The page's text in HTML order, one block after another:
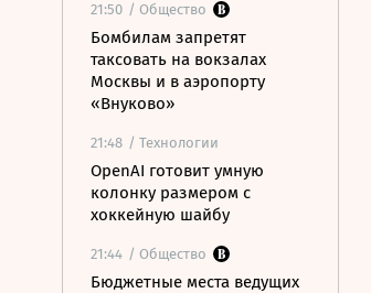
21:50 / Общество
Бомбилам запретят
таксовать на вокзалах
Москвы и в аэропорту
«Внуково»
21:48 / Технологии
OpenAI готовит умную
колонку размером с
хоккейную шайбу
21:44 / Общество
Бюджетные места ведущих